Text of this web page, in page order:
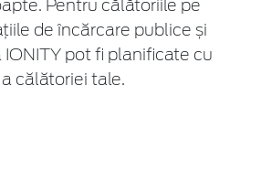
Pentru călătoriile pe
de încărcare publice și
pot fi planificate cu
călătoriei tale.